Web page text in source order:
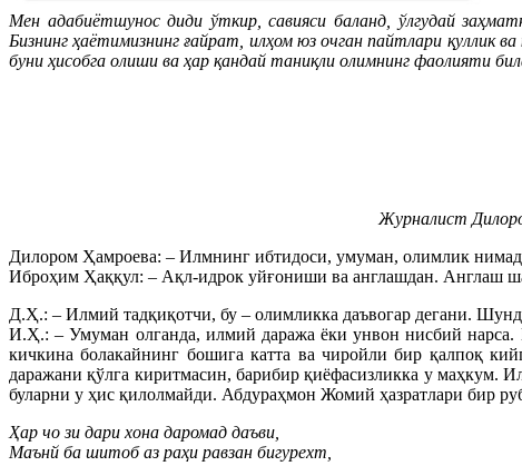
Мен адабиётшунос диди ўткир, савияси баланд, ўлгудай
Бизнинг ҳаётимизнинг ғайрат, илҳом юз очган пайтлари қуллик
буни ҳисобга олиши ва ҳар қандай таниқли олимнинг фаолияти
Журналист
Дилором Ҳамроева: – Илмнинг ибтидоси, умуман, олимлик
Иброҳим Ҳаққул: – Ақл-идрок уйғониши ва англашдан. Англаш
Д.Ҳ.: – Илмий тадқиқотчи, бу – олимликка даъвогар дегани.
И.Ҳ.: – Умуман олганда, илмий даража ёки унвон нисбий
кичкина болакайнинг бошига катта ва чиройли бир қалпоқ
даражани қўлга киритмасин, барибир қиёфасизликка у маҳкум.
буларни у ҳис қилолмайди. Абдураҳмон Жомий ҳазратлари бир
Ҳар чо зи дари хона даромад даъви,
Маънй ба шитоб аз раҳи равзан бигурехт,